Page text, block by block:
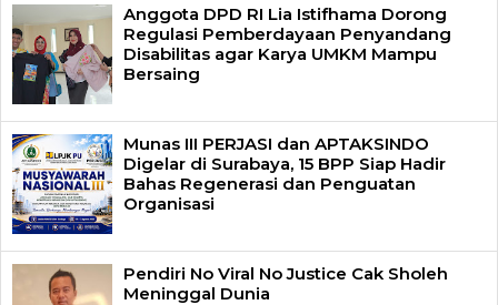
Anggota DPD RI Lia Istifhama Dorong
Regulasi Pemberdayaan Penyandang
Disabilitas agar Karya UMKM Mampu
Bersaing
Munas III PERJASI dan APTAKSINDO
Digelar di Surabaya, 15 BPP Siap Hadir
Bahas Regenerasi dan Penguatan
Organisasi
Pendiri No Viral No Justice Cak Sholeh
Meninggal Dunia